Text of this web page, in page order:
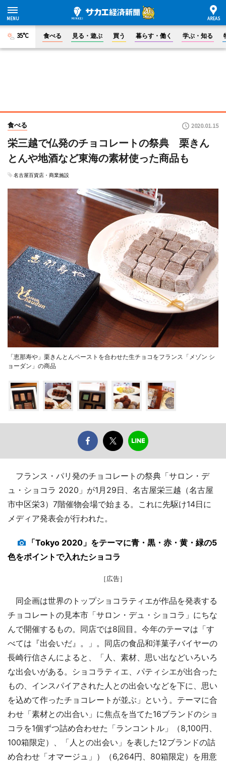
35°C 食べる 見る・遊ぶ 買う 暮らす・働く 学ぶ・知る
食べる 2020.01.15
栄三越で仏発のチョコレートの祭典 栗きん
とんや地酒など東海の素材使った商品も
名古屋百貨店・商業施設
「恵那寿や」栗きんとんペーストを合わせた生チョコをフランス「メゾン シ
ョーダン」の商品
フランス・パリ発のチョコレートの祭典「サロン・デ
ュ・ショコラ 2020」が1月29日、名古屋栄三越（名古屋
市中区栄3）7階催物会場で始まる。これに先駆け14日に
メディア発表会が行われた。
「Tokyo 2020」をテーマに青・黒・赤・黄・緑の5
色をポイントで入れたショコラ
［広告］
同企画は世界のトップショコラティエが作品を発表する
チョコレートの見本市「サロン・デュ・ショコラ」にちな
んで開催するもの。同店では8回目。今年のテーマは「す
べては『出会いだ』。」。同店の食品和洋菓子バイヤーの
長崎行信さんによると、「人、素材、思い出などいろいろ
な出会いがある。ショコラティエ、パティシエが出合った
もの、インスパイアされた人との出会いなどを下に、思い
を込めて作ったチョコレートが並ぶ」という。テーマに合
わせ「素材との出合い」に焦点を当てた16ブランドのショ
コラを1個ずつ詰め合わせた「ランコントル」（8,100円、
100箱限定）、「人との出会い」を表した12ブランドの詰
め合わせ「オマージュ」）（6,264円、80箱限定）を用意